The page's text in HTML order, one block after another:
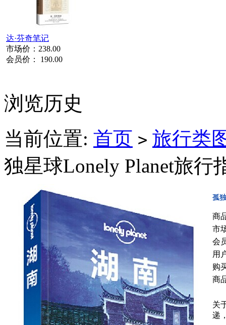
达·芬奇笔记
市场价： 238.00
会员价： 190.00
浏览历史
当前位置: 首页 > 旅行类
独星球Lonely Planet旅行
孤
商
市
会
用
购
商
关
递